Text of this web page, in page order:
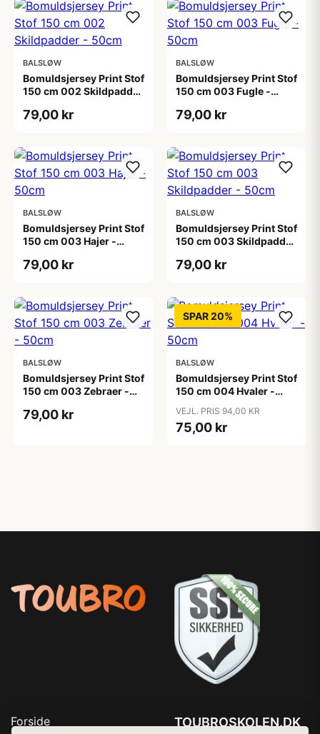
BALSLØW
Bomuldsjersey Print Stof
150 cm 002 Skildpadder
79,00 kr
BALSLØW
Bomuldsjersey Print Stof
150 cm 003 Fugle -
79,00 kr
BALSLØW
Bomuldsjersey Print Stof
150 cm 003 Hajer -
79,00 kr
BALSLØW
Bomuldsjersey Print Stof
150 cm 003 Skildpadder
79,00 kr
BALSLØW
Bomuldsjersey Print Stof
150 cm 003 Zebraer -
79,00 kr
SPAR 20%
BALSLØW
Bomuldsjersey Print Stof
150 cm 004 Hvaler -
VEJL. PRIS 94,00 KR
75,00 kr
Forside
TOUBROSKOLEN.DK